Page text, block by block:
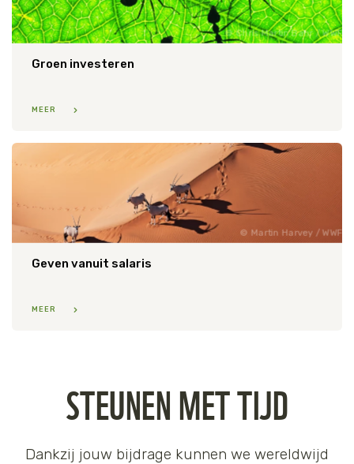
Chris Martin Bahr / WWF
Groen investeren
MEER
Martin Harvey / WWF
Geven vanuit salaris
MEER
STEUNEN MET TIJD
Dankzij jouw bijdrage kunnen we wereldwijd